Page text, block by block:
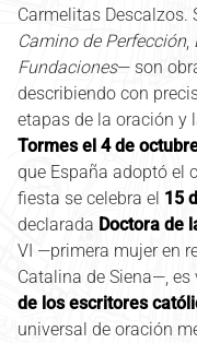
Carmelitas Descalzos.
Camino de Perfección,
Fundaciones— son
describiendo con
etapas de la oración y
Tormes el 4 de
que España adoptó el
fiesta se celebra el 15
declarada Doctora de
VI —primera mujer en
Catalina de Siena—,
de los escritores
universal de oración